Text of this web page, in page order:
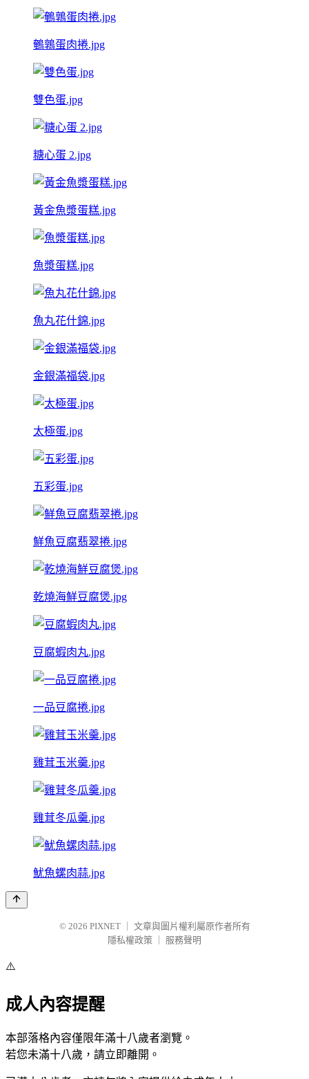
鵪鶉蛋肉捲.jpg
雙色蛋.jpg
糖心蛋 2.jpg
黃金魚漿蛋糕.jpg
魚漿蛋糕.jpg
魚丸花什錦.jpg
金銀滿福袋.jpg
太極蛋.jpg
五彩蛋.jpg
鮮魚豆腐翡翠捲.jpg
乾燒海鮮豆腐煲.jpg
豆腐蝦肉丸.jpg
一品豆腐捲.jpg
雞茸玉米羹.jpg
雞茸冬瓜羹.jpg
魷魚螺肉蒜.jpg
© 2026 PIXNET
文章與圖片權利屬原作者所有
隱私權政策
服務聲明
⚠️
成人內容提醒
本部落格內容僅限年滿十八歲者瀏覽。
若您未滿十八歲，請立即離開。